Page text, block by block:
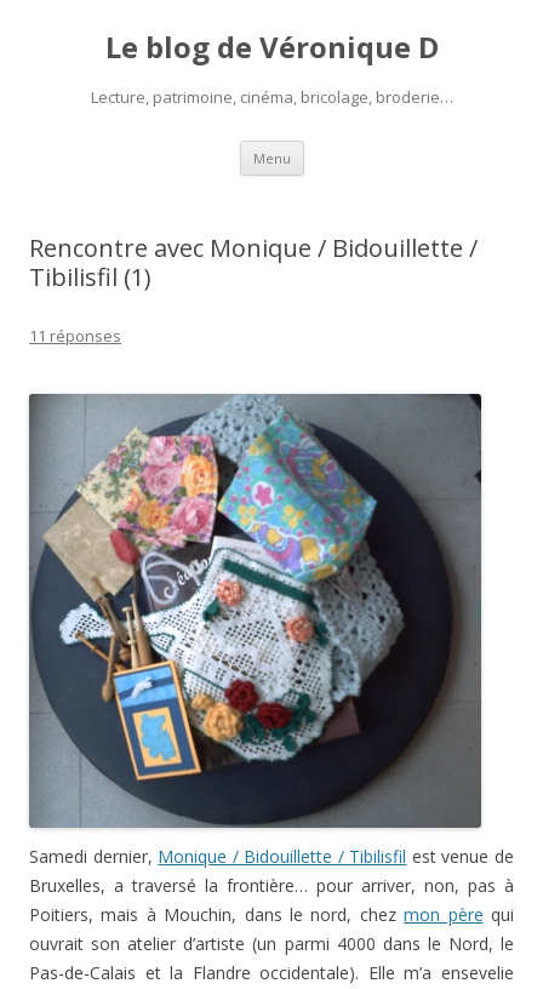
Le blog de Véronique D
Lecture, patrimoine, cinéma, bricolage, broderie…
Menu Aller
contenu
Rencontre avec Monique / Bidouillette /
Tibilisfil (1)
11 réponses
Samedi dernier, Monique / Bidouillette / Tibilisfil est venue de
Bruxelles, a traversé la frontière… pour arriver, non, pas à
Poitiers, mais à Mouchin, dans le nord, chezmon père qui
ouvrait son atelier d’artiste (un parmi 4000 dans le Nord, le
Pas-de-Calais et la Flandre occidentale). Elle m’a ensevelie